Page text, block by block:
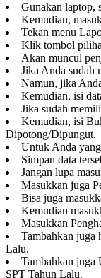
Gunakan laptop,
Kemudian,
Tekan menu
Klik tombol
Akan muncul
Jika Anda sudah
Namun, jika
Kemudian, isi
Jika sudah
Kemudian, isi
Dipotong/Dipungut.
Untuk Anda
Simpan data
Jangan lupa
Masukkan juga
Bisa juga
Kemudian
Masukkan
Tambahkan juga
Lalu.
Tambahkan juga
SPT Tahun Lalu.